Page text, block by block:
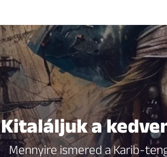
Kitaláljuk a
Mennyire ismered a Karib-